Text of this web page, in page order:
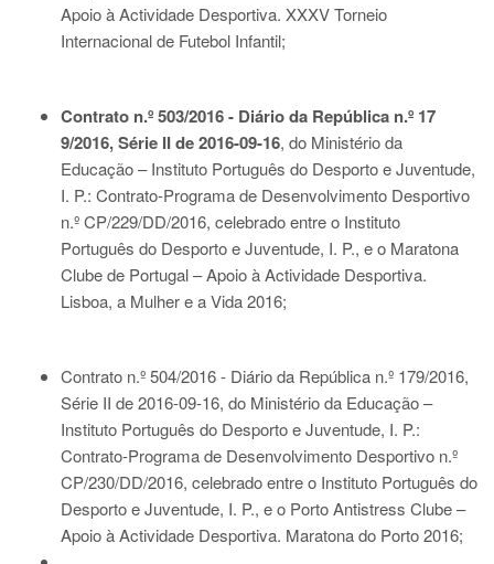
Apoio à Actividade Desportiva. XXXV Torneio
Internacional de Futebol Infantil;
Contrato n.º 503/2016 - Diário da República n.º 17
9/2016, Série II de 2016-09-16, do Ministério da
Educação – Instituto Português do Desporto e Juventude,
I. P.: Contrato-Programa de Desenvolvimento Desportivo
n.º CP/229/DD/2016, celebrado entre o Instituto
Português do Desporto e Juventude, I. P., e o Maratona
Clube de Portugal – Apoio à Actividade Desportiva.
Lisboa, a Mulher e a Vida 2016;
Contrato n.º 504/2016 - Diário da República n.º 179/2016,
Série II de 2016-09-16, do Ministério da Educação –
Instituto Português do Desporto e Juventude, I. P.:
Contrato-Programa de Desenvolvimento Desportivo n.º
CP/230/DD/2016, celebrado entre o Instituto Português do
Desporto e Juventude, I. P., e o Porto Antistress Clube –
Apoio à Actividade Desportiva. Maratona do Porto 2016;